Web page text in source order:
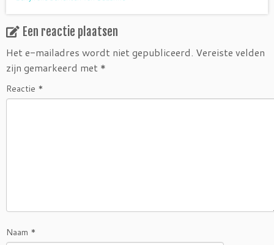
Een reactie plaatsen
Het e-mailadres wordt niet gepubliceerd. Vereiste velden
zijn gemarkeerd met *
Reactie *
Naam *